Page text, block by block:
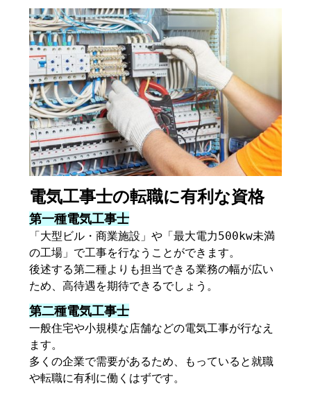
電気工事士の転職に有利な資格
第一種電気工事士
「大型ビル・商業施設」や「最大電力500kw未満
の工場」で工事を行なうことができます。
後述する第二種よりも担当できる業務の幅が広い
ため、高待遇を期待できるでしょう。
第二種電気工事士
一般住宅や小規模な店舗などの電気工事が行なえ
ます。
多くの企業で需要があるため、もっていると就職
や転職に有利に働くはずです。